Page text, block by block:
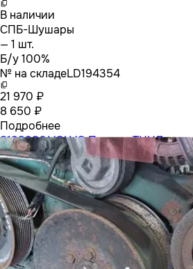
В наличии
СПБ-Шушары
— 1 шт.
Б/у 100%
№ на складеLD194354
21 970 ₽
8 650 ₽
Подробнее
8193986 VOLVO Привод ТННД